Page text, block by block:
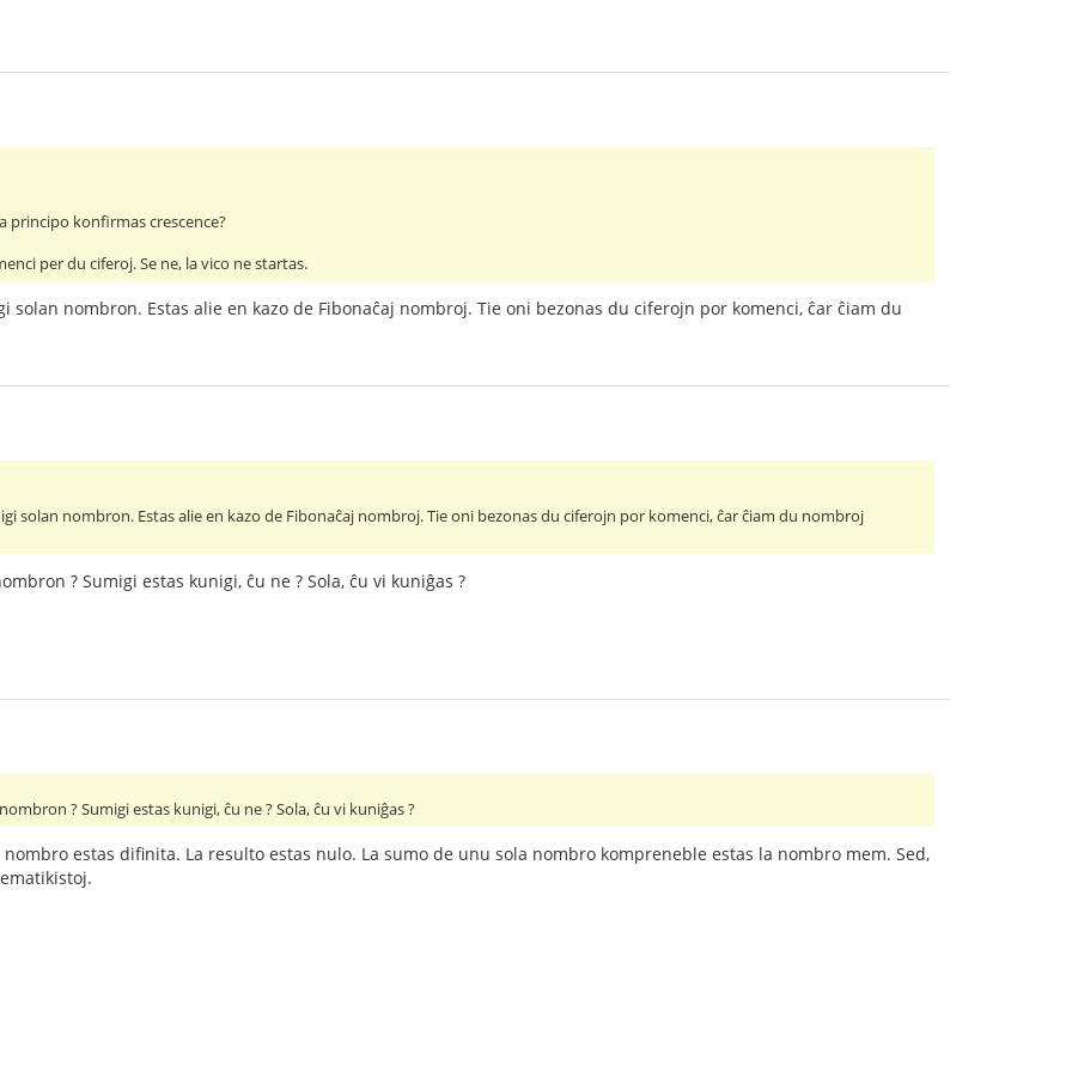
principo konfirmas crescence?
per du ciferoj. Se ne, la vico ne startas.
solan nombron. Estas alie en kazo de Fibonaĉaj nombroj. Tie oni bezonas du ciferojn por komenci, ĉar ĉiam du
solan nombron. Estas alie en kazo de Fibonaĉaj nombroj. Tie oni bezonas du ciferojn por komenci, ĉar ĉiam du nombroj
? Sumigi estas kunigi, ĉu ne ? Sola, ĉu vi kuniĝas ?
? Sumigi estas kunigi, ĉu ne ? Sola, ĉu vi kuniĝas ?
estas difinita. La resulto estas nulo. La sumo de unu sola nombro kompreneble estas la nombro mem. Sed,